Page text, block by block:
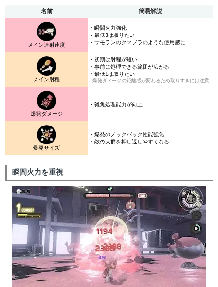
名前 簡易解説
メイン連射速度
・瞬間火力強化
・最低3は取りたい
・サモランのクマブラのような使用感に
メイン射程
・初期は射程が短い
・事前に処理できる範囲が広がる
・最低1は取りたい
└爆発ダメージの距離感が変わるため取りすぎには注意
爆発ダメージ
・雑魚処理能力が向上
爆発サイズ
・爆発のノックバック性能強化
・敵の大群を押し返しやすくなる
瞬間火力を重視